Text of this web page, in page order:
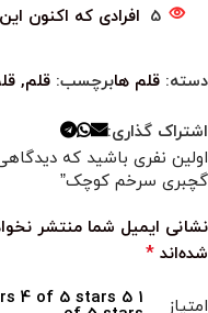
5 افرادی که اکنون
دسته: قلم هابرچسب: قلم,
اشتراک گذاری:
اولین نفری باشید که
گچبری سرخم کوچک”
نشانی ایمیل شما منتشر
شده‌اند *
امتیاز 1 of 5 stars
4 of 5 stars 5